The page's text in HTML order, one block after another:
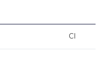
CI